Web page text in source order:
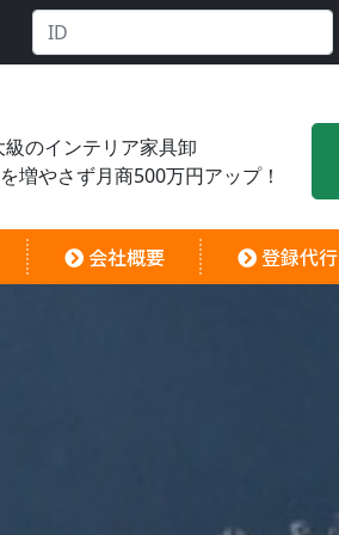
のインテリア家具卸
増やさず月商500万円アップ！
会社概要 登録代行